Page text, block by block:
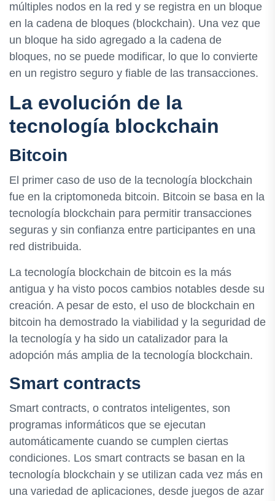
múltiples nodos en la red y se registra en un bloque
en la cadena de bloques (blockchain). Una vez que
un bloque ha sido agregado a la cadena de
bloques, no se puede modificar, lo que lo convierte
en un registro seguro y fiable de las transacciones.
La evolución de la
tecnología blockchain
Bitcoin
El primer caso de uso de la tecnología blockchain
fue en la criptomoneda bitcoin. Bitcoin se basa en la
tecnología blockchain para permitir transacciones
seguras y sin confianza entre participantes en una
red distribuida.
La tecnología blockchain de bitcoin es la más
antigua y ha visto pocos cambios notables desde su
creación. A pesar de esto, el uso de blockchain en
bitcoin ha demostrado la viabilidad y la seguridad de
la tecnología y ha sido un catalizador para la
adopción más amplia de la tecnología blockchain.
Smart contracts
Smart contracts, o contratos inteligentes, son
programas informáticos que se ejecutan
automáticamente cuando se cumplen ciertas
condiciones. Los smart contracts se basan en la
tecnología blockchain y se utilizan cada vez más en
una variedad de aplicaciones, desde juegos de azar